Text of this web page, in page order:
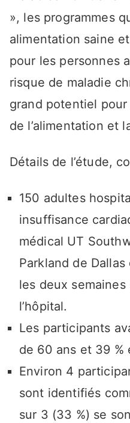
», les programmes
alimentation saine
pour les personnes
risque de maladie
grand potentiel
de l’alimentation et
Détails de l’étude,
150 adultes
insuffisance
médical UT
Parkland de
les deux
l’hôpital.
Les participants
de 60 ans et 39 %
Environ 4
sont identifiés
sur 3 (33 %) se